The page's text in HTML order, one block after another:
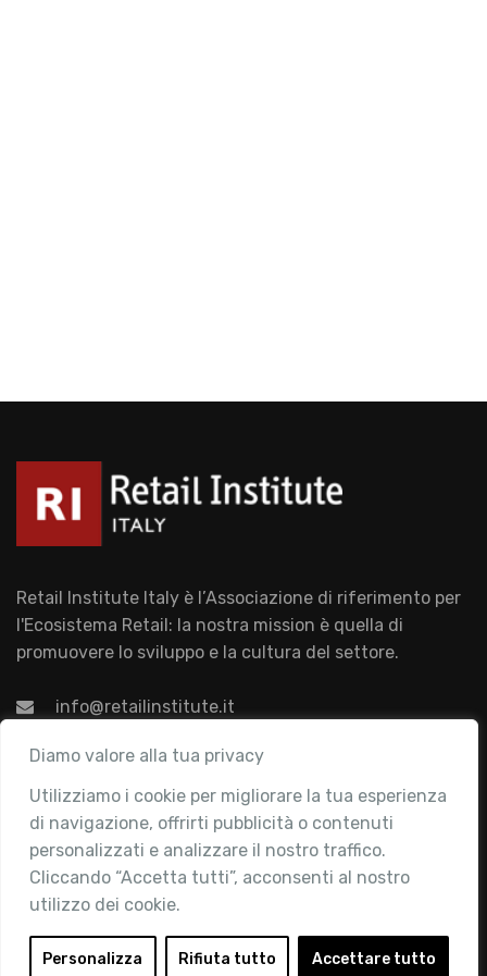
Diamo valore alla tua privacy
Utilizziamo i cookie per migliorare la tua esperienza
di navigazione, offrirti pubblicità o contenuti
personalizzati e analizzare il nostro traffico.
Cliccando “Accetta tutti”, acconsenti al nostro
utilizzo dei cookie.
Personalizza Rifiuta tutto Accettare tutto
Retail Institute Italy è l’Associazione di riferimento per
l'Ecosistema Retail: la nostra mission è quella di
promuovere lo sviluppo e la cultura del settore.
info@retailinstitute.it
Associazione
Chi siamo
Attività
Contatti
Area Riservata
Login